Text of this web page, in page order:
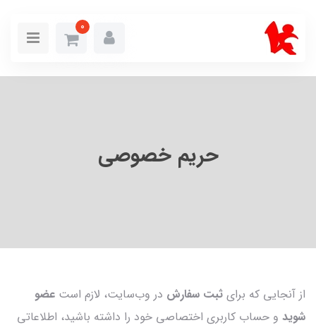
0
حریم خصوصی
از آنجایی که برای ثبت سفارش در وب‌سایت، لازم است عضو
شوید و حساب کاربری اختصاصی خود را داشته باشید، اطلاعاتی